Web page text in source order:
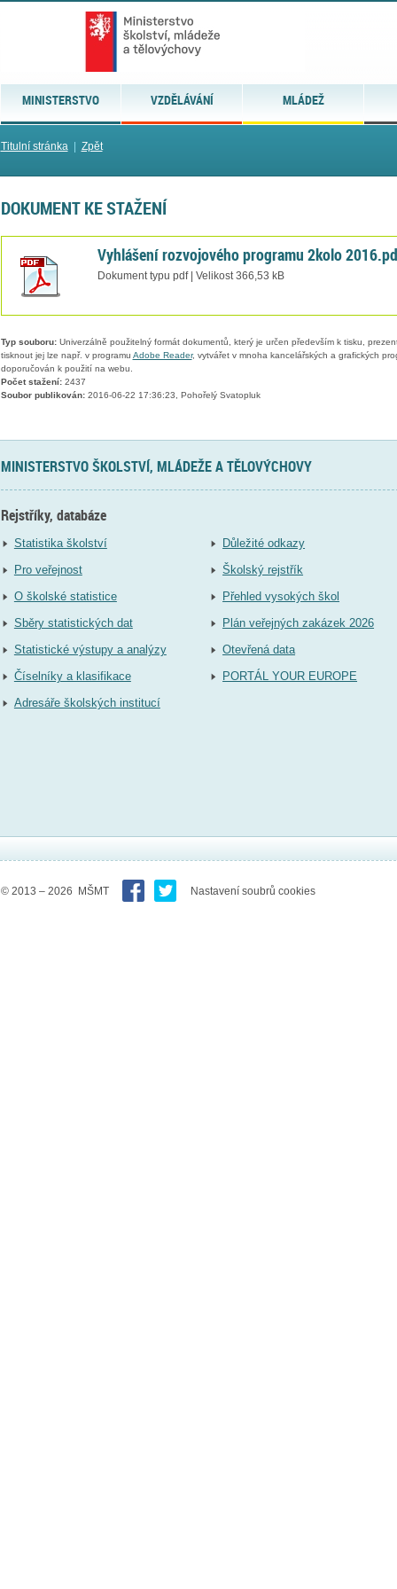
MINISTERSTVO VZDĚLÁVÁNÍ MLÁDEŽ
Titulní stránka| Zpět
DOKUMENT KE STAŽENÍ
Vyhlášení rozvojového programu 2kolo
Dokument typu pdf | Velikost 366,53 kB
Typ souboru:Univerzálně použitelný formát dokumentů, který je určen především k tisku,
tisknout jej lze např. v programu Adobe Reader, vytvářet v mnoha kancelářských a grafických
doporučován k použití na webu.
Počet stažení:2437
Soubor publikován:2016-06-22 17:36:23, Pohořelý Svatopluk
MINISTERSTVO ŠKOLSTVÍ, MLÁDEŽE A TĚLOVÝCHOVY
Rejstříky, databáze
Statistika školství
Pro veřejnost
O školské statistice
Sběry statistických dat
Statistické výstupy a analýzy
Číselníky a klasifikace
Adresáře školských institucí
Důležité odkazy
Školský rejstřík
Přehled vysokých škol
Plán veřejných zakázek 2026
Otevřená data
PORTÁL YOUR EUROPE
© 2013 – 2026 MŠMT Nastavení soubrů cookies